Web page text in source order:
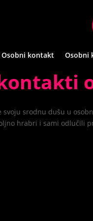
Osobni kontakt Osobni
svoju srodnu dušu u
hrabri i sami odlučili